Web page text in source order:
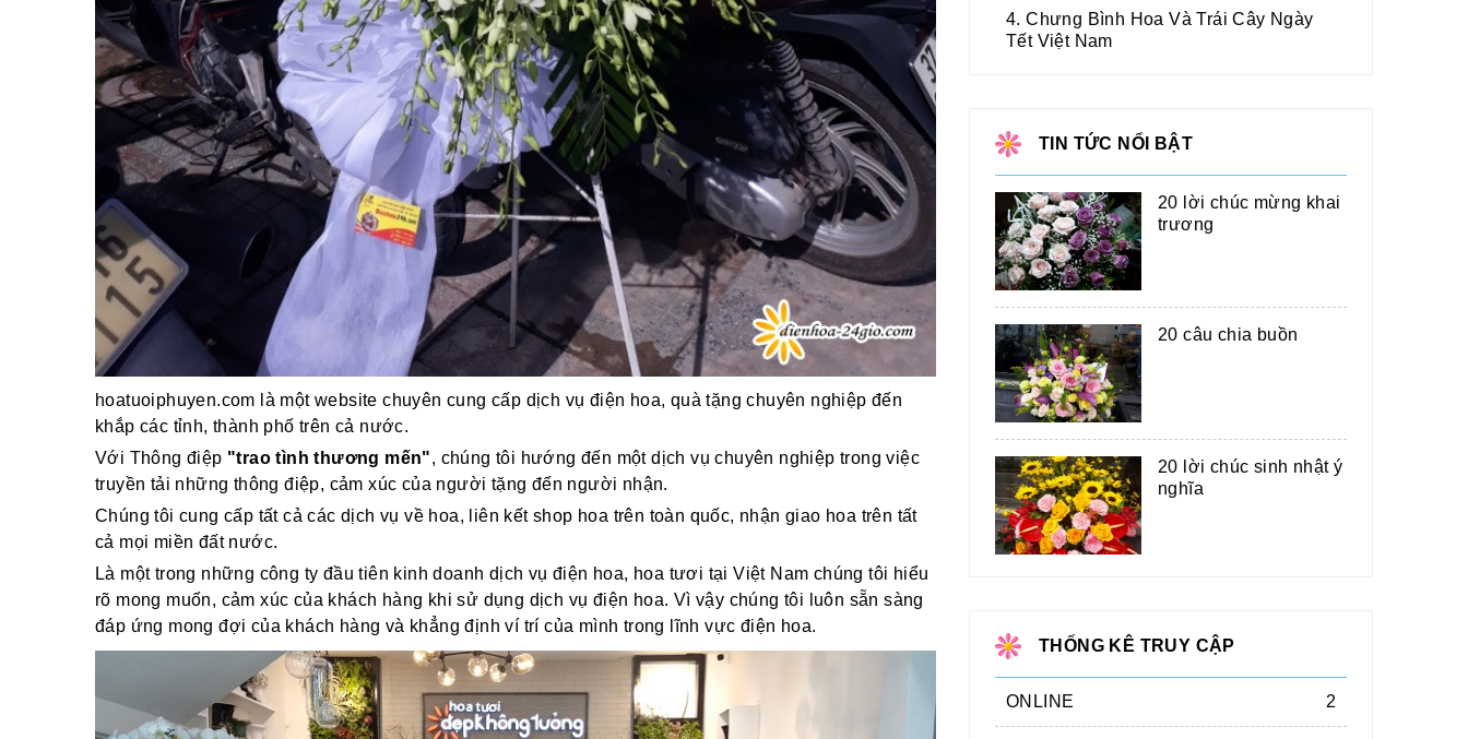
hoatuoiphuyen.com là một website chuyên cung cấp dịch vụ điện hoa, quà tặng chuyên nghiệp đến
khắp các tỉnh, thành phố trên cả nước.
Với Thông điệp "trao tình thương mến", chúng tôi hướng đến một dịch vụ chuyên nghiệp trong việc
truyền tải những thông điệp, cảm xúc của người tặng đến người nhận.
Chúng tôi cung cấp tất cả các dịch vụ về hoa, liên kết shop hoa trên toàn quốc, nhận giao hoa trên tất
cả mọi miền đất nước.
Là một trong những công ty đầu tiên kinh doanh dịch vụ điện hoa, hoa tươi tại Việt Nam chúng tôi hiểu
rõ mong muốn, cảm xúc của khách hàng khi sử dụng dịch vụ điện hoa. Vì vậy chúng tôi luôn sẵn sàng
đáp ứng mong đợi của khách hàng và khẳng định ví trí của mình trong lĩnh vực điện hoa.
4. Chưng Bình Hoa Và Trái Cây Ngày
Tết Việt Nam
TIN TỨC NỔI BẬT
20 lời chúc mừng khai
trương
20 câu chia buồn
20 lời chúc sinh nhật ý
nghĩa
THỐNG KÊ TRUY CẬP
ONLINE 2